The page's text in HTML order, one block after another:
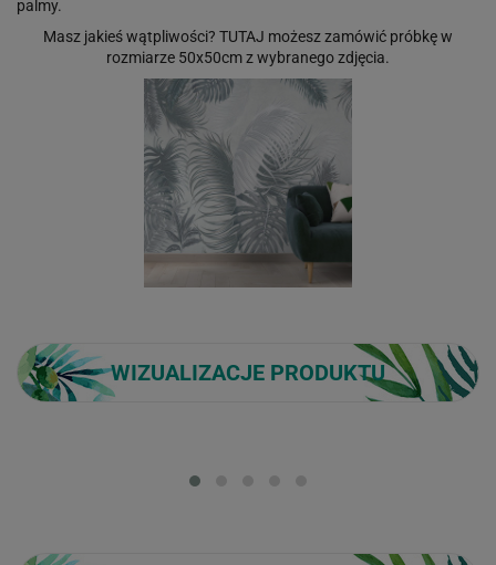
palmy.
Masz jakieś wątpliwości? TUTAJ możesz zamówić próbkę w
rozmiarze 50x50cm z wybranego zdjęcia.
WIZUALIZACJE PRODUKTU